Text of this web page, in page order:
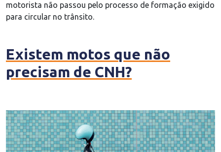
motorista não passou pelo processo de formação exigido
para circular no trânsito.
Existem motos que não
precisam de CNH?